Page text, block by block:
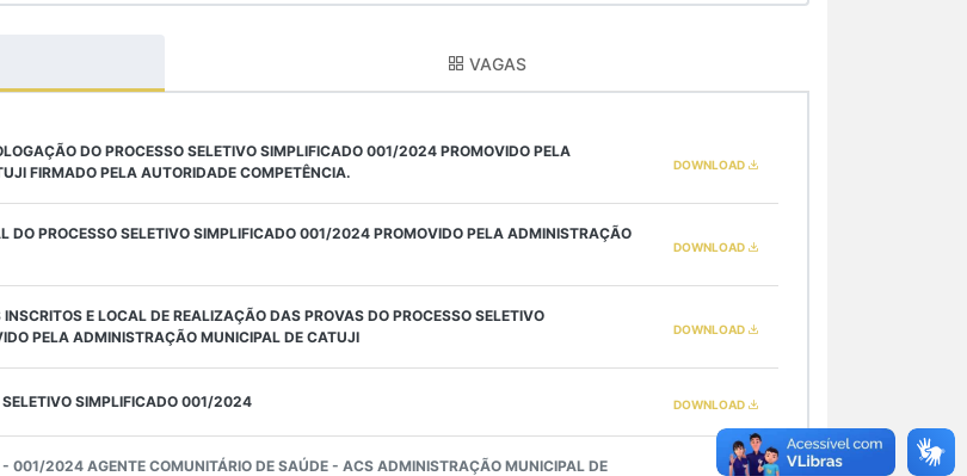
VAGAS
DO PROCESSO SELETIVO SIMPLIFICADO 001/2024 PROMOVIDO PELA
FIRMADO PELA AUTORIDADE COMPETÊNCIA.
DOWNLOAD
DO PROCESSO SELETIVO SIMPLIFICADO 001/2024 PROMOVIDO PELA ADMINISTRAÇÃO
DOWNLOAD
E LOCAL DE REALIZAÇÃO DAS PROVAS DO PROCESSO SELETIVO
PELA ADMINISTRAÇÃO MUNICIPAL DE CATUJI
DOWNLOAD
SELETIVO SIMPLIFICADO 001/2024 DOWNLOAD
- 001/2024 AGENTE COMUNITÁRIO DE SAÚDE - ACS ADMINISTRAÇÃO MUNICIPAL DE